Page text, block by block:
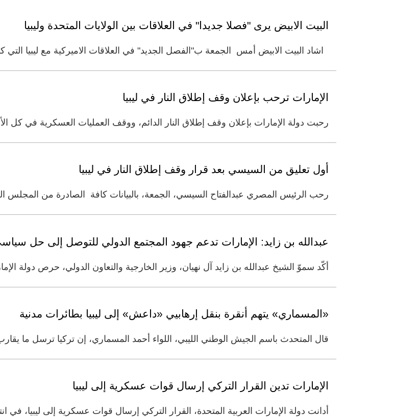
البيت الابيض يرى "فصلا جديدا" في العلاقات بين الولايات المتحدة وليبيا
اشاد البيت الابيض أمس الجمعة ب"الفصل الجديد" في العلاقات الاميركية مع ليبيا
الإمارات ترحب بإعلان وقف إطلاق النار في ليبيا
رحبت دولة الإمارات بإعلان وقف إطلاق النار الدائم، ووقف العمليات العسكرية في كل
أول تعليق من السيسي بعد قرار وقف إطلاق النار في ليبيا
رحب الرئيس المصري عبدالفتاح السيسي، الجمعة، بالبيانات كافة الصادرة من المجلس
عبدالله بن زايد: الإمارات تدعم جهود المجتمع الدولي للتوصل إلى حل سياسي
أكّد سموّ الشيخ عبدالله بن زايد آل نهيان، وزير الخارجية والتعاون الدولي، حرص دولة
«المسماري» يتهم أنقرة بنقل إرهابيي «داعش» إلى ليبيا بطائرات مدنية
قال المتحدث باسم الجيش الوطني الليبي، اللواء أحمد المسماري، إن تركيا ترسل ما يقارب 400 إرهابي إلى ليبيا، بشكل
الإمارات تدين القرار التركي إرسال قوات عسكرية إلى ليبيا
أدانت دولة الإمارات العربية المتحدة، القرار التركي إرسال قوات عسكرية إلى ليبيا، في